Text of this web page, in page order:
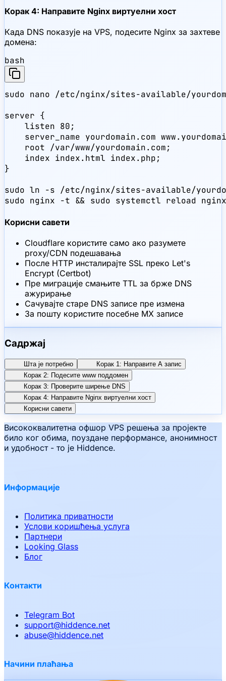
Корак 4: Направите Nginx виртуелни хост
Када DNS показује на VPS, подесите Nginx за захтеве
домена:
bash
sudo nano /etc/nginx/sites-available/
server {
    listen 80;
server_name yourdomain.com
    root /var/www/yourdomain.com;
    index index.html index.php;
}
sudo ln -s /etc/nginx/sites-available/
sudo nginx -t && sudo systemctl reload nginx
Корисни савети
Cloudflare користите само ако разумете
proxy/CDN подешавања
После HTTP инсталирајте SSL преко Let's
Encrypt (Certbot)
Пре миграције смањите TTL за брже DNS
ажурирање
Сачувајте старе DNS записе пре измена
За пошту користите посебне MX записе
Садржај
Шта је потребно
Корак 1: Направите A запис
Корак 2: Подесите www поддомен
Корак 3: Проверите ширење DNS
Корак 4: Направите Nginx виртуелни хост
Корисни савети
Висококвалитетна офшор VPS решења за пројекте
било ког обима, поуздане перформансе, анонимност
и удобност - то је Hiddence.
Информације
Политика приватности
Услови коришћења услуга
Партнери
Looking Glass
Блог
Контакти
Telegram Bot
support@hiddence.net
abuse@hiddence.net
Начини плаћања